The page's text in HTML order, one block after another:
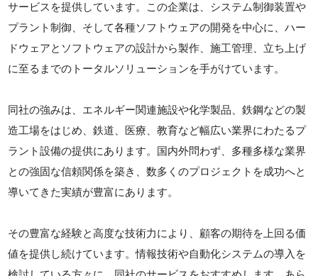
サービスを提供しています。この企業は、システム制御装置や
プラント制御、そして各種ソフトウェアの開発を中心に、ハー
ドウェアとソフトウェアの設計から製作、施工管理、立ち上げ
に至るまでのトータルソリューションを手がけています。
同社の強みは、エネルギー関連施設や化学製品、鉄鋼などの製
造工場をはじめ、鉄道、医療、教育など幅広い業界にわたるプ
ラント設備の提供にあります。国内外問わず、多種多様な業界
との強固な信頼関係を築き、数多くのプロジェクトを成功へと
導いてきた実績が豊富にあります。
その豊富な経験と高度な技術力により、顧客の期待を上回る価
値を提供し続けています。情報技術や自動化システムの導入を